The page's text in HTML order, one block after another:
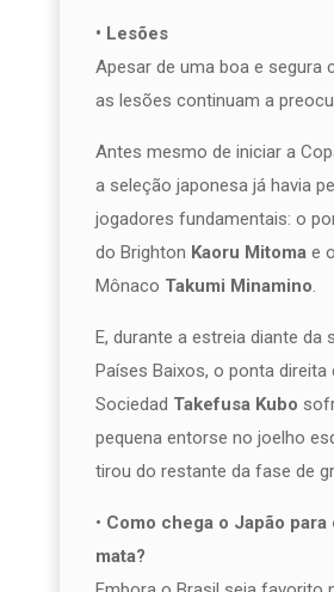
• Lesões
Apesar de uma boa e segura
as lesões continuam a
Antes mesmo de iniciar a
a seleção japonesa já havia
jogadores fundamentais: o
do Brighton Kaoru Mitoma e
Mônaco Takumi Minamino.
E, durante a estreia diante da
Países Baixos, o ponta direita
Sociedad Takefusa Kubo
pequena entorse no joelho
tirou do restante da fase de
• Como chega o Japão para
mata?